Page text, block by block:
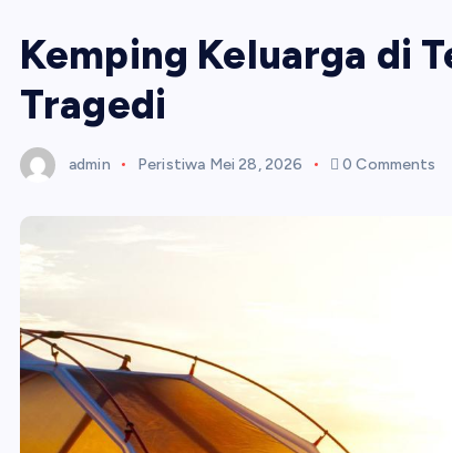
Kemping Keluarga di
Tragedi
admin Peristiwa Mei 28, 2026 0 Comments